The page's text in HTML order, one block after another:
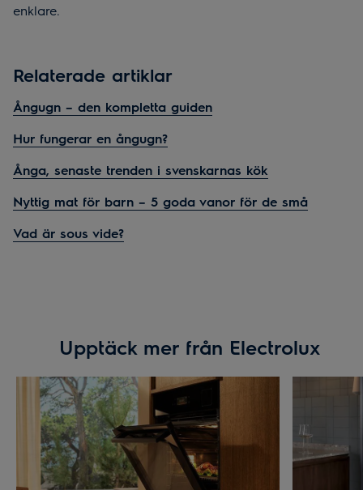
enklare.
Relaterade artiklar
Ångugn – den kompletta guiden
Hur fungerar en ångugn?
Ånga, senaste trenden i svenskarnas kök
Nyttig mat för barn – 5 goda vanor för de små
Vad är sous vide?
Upptäck mer från Electrolux